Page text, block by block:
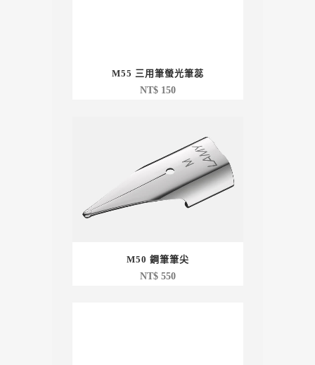
M55 三用筆螢光筆蕊
NT$150
M50 鋼筆筆尖
NT$550